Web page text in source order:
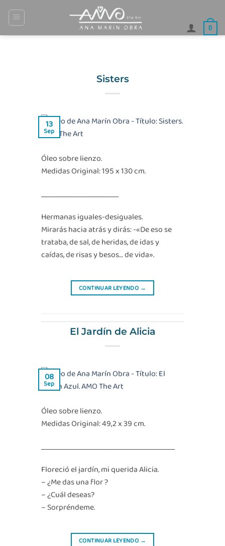
0
Sisters
13
Sep
Óleo sobre lienzo.
Medidas Original: 195 x 130 cm.
Hermanas iguales-desiguales.
Mirarás hacia atrás y dirás: -«De eso se
trataba, de sal, de heridas, de idas y
caídas, de risas y besos… de vida».
CONTINUAR LEYENDO →
El Jardín de Alicia
08
Sep
Óleo sobre lienzo.
Medidas Original: 49,2 x 39 cm.
Floreció el jardín, mi querida Alicia.
– ¿Me das una flor ?
– ¿Cuál deseas?
– Sorpréndeme.
CONTINUAR LEYENDO →